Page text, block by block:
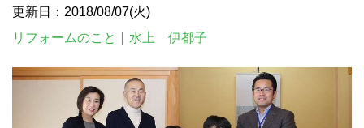
更新日：2018/08/07(火)
リフォームのこと
水上 伊都子